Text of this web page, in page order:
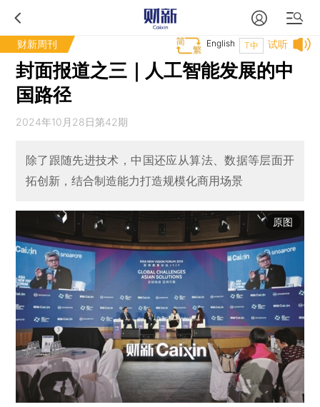
财新周刊 试听
T中
English
封面报道之三｜人工智能发展的中
国路径
2024年10月28日第42期
除了跟随先进技术，中国还应从算法、数据等层面开
拓创新，结合制造能力打造规模化商用场景
原图